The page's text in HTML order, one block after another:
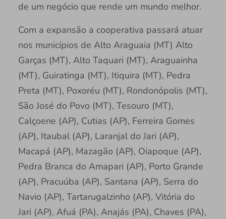
de um negócio que rende um mundo melhor.
Com a expansão a cooperativa passará atuar
nos municípios de Alto Araguaia (MT) Alto
Garças (MT), Alto Taquari (MT), Araguainha
(MT), Guiratinga (MT), Itiquira (MT), Pedra
Preta (MT), Poxoréu (MT), Rondonópolis (MT),
São José do Povo (MT), Tesouro (MT),
Calçoene (AP), Cutias (AP), Ferreira Gomes
(AP), Itaubal (AP), Laranjal do Jari (AP),
Macapá (AP), Mazagão (AP), Oiapoque (AP),
Pedra Branca do Amapari (AP), Porto Grande
(AP), Pracuúba (AP), Santana (AP), Serra do
Navio (AP), Tartarugalzinho (AP), Vitória do
Jari (AP), Afuá (PA), Anajás (PA), Chaves (PA),